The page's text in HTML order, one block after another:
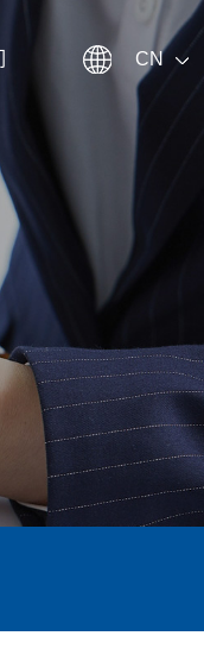
CN